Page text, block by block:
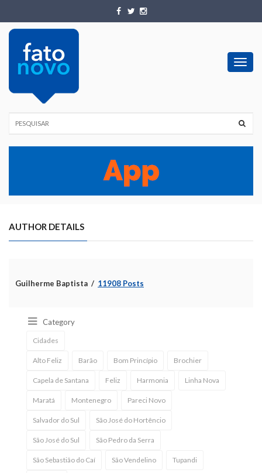
AUTHOR DETAILS
Guilherme Baptista 11908 Posts
Category
Cidades
Alto Feliz Barão Bom Princípio Brochier
Capela de Santana Feliz Harmonia Linha Nova
Maratá Montenegro Pareci Novo
Salvador do Sul São José do Hortêncio
São José do Sul São Pedro da Serra
São Sebastião do Caí São Vendelino Tupandi